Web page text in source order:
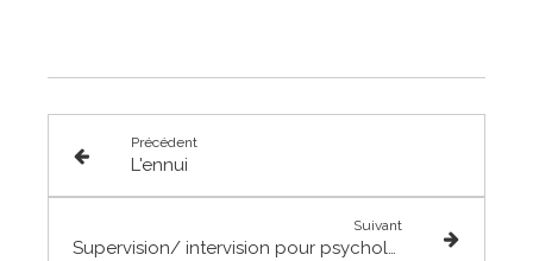
Précédent
L'ennui
Suivant
Supervision/ intervision pour psychologues : conceptualiser un cas clinique en psychothérapie intégrative